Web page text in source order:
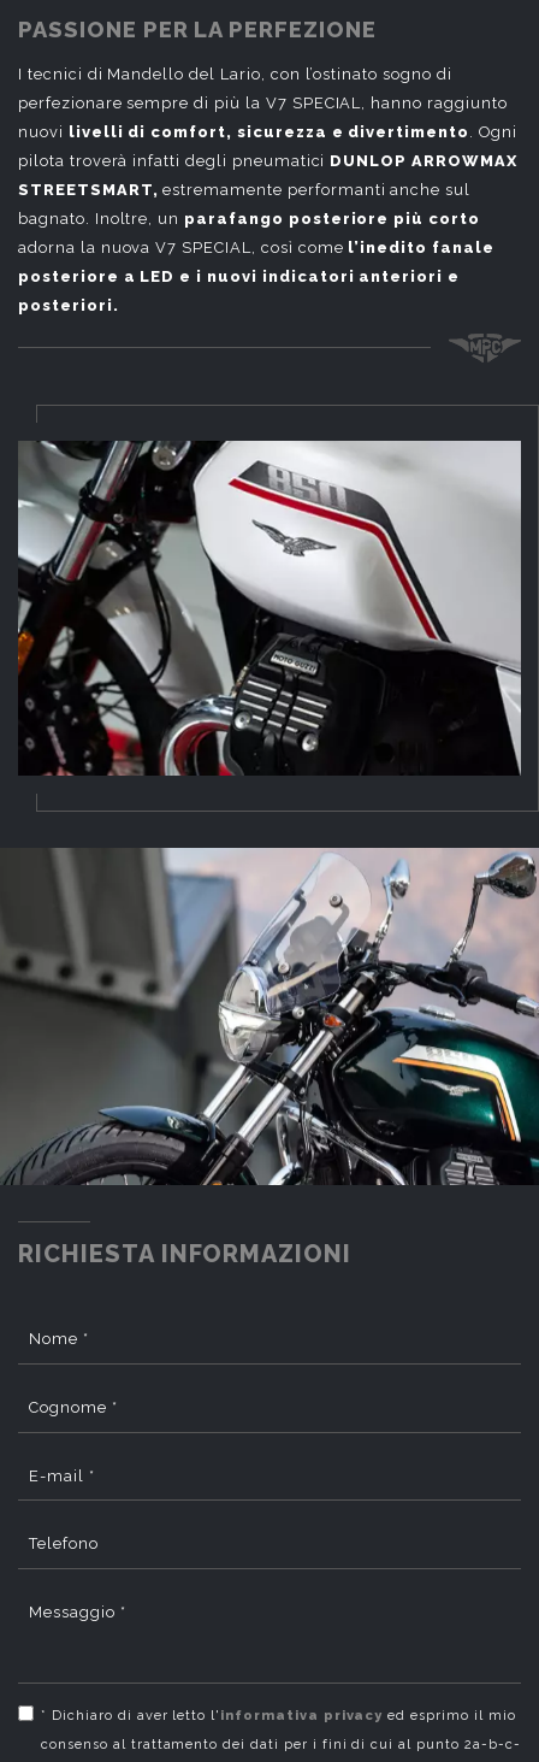
PASSIONE PER LA PERFEZIONE
I tecnici di Mandello del Lario, con l’ostinato sogno di
perfezionare sempre di più la V7 SPECIAL, hanno raggiunto
nuovi livelli di comfort, sicurezza e divertimento
. Ogni
pilota troverà infatti degli pneumatici DUNLOP ARROWMAX
STREETSMART, estremamente performanti anche sul
bagnato. Inoltre, un parafango posteriore più corto
adorna la nuova V7 SPECIAL, così come l’inedito fanale
posteriore a LED e i nuovi indicatori anteriori e
posteriori.
RICHIESTA INFORMAZIONI
Nome *
Cognome *
E-mail *
Telefono
Messaggio *
* Dichiaro di aver letto l' informativa privacy ed esprimo il mio
consenso al trattamento dei dati per i fini di cui al punto 2a-b-c-